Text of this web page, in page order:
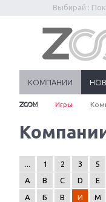
Выбирай :
КОМПАНИИ
Игры
1 2 3
5
A
B C D E
А
Б В И М